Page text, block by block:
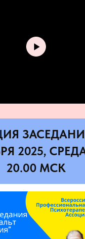
2025,
20.00 МСК